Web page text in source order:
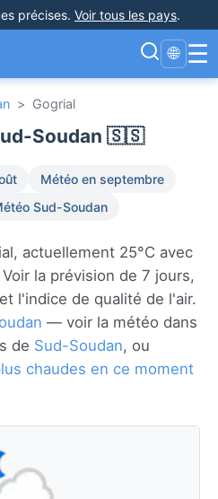
précises. Voir tous les pays.
🌐 ☰
> Gogrial
Soudan 🇸🇸
Météo en septembre
Sud-Soudan
actuellement 25°C avec
la prévision de 7 jours,
l'indice de qualité de l'air.
— voir la météo dans
de Sud-Soudan, ou
chaudes en ce moment